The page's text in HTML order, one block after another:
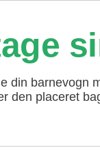
din barnevogn
den placeret